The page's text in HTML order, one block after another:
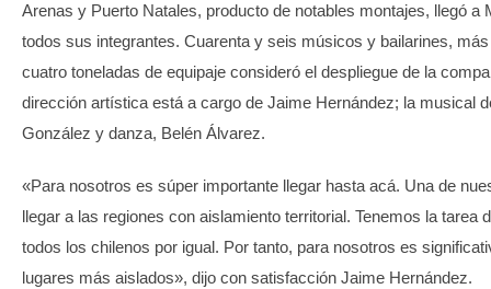
Arenas y Puerto Natales, producto de notables montajes, llegó a
todos sus integrantes. Cuarenta y seis músicos y bailarines,
cuatro toneladas de equipaje consideró el despliegue de la
dirección artística está a cargo de Jaime Hernández; la musical
González y danza, Belén Álvarez.
«Para nosotros es súper importante llegar hasta acá. Una de
llegar a las regiones con aislamiento territorial. Tenemos la tarea
todos los chilenos por igual. Por tanto, para nosotros es
lugares más aislados», dijo con satisfacción Jaime Hernández.